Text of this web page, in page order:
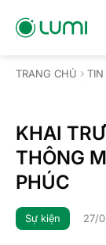
qua
TRANG CHỦ TIN
KHAI
THÔNG
PHÚC
Sự kiện 27/